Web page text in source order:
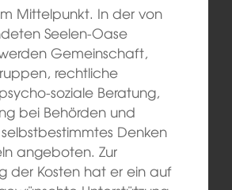
Mittelpunkt. In der von
Seelen-Oase
Gemeinschaft,
rechtliche
soziale Beratung,
bei Behörden und
Denken
angeboten. Zur
der Kosten hat er ein auf